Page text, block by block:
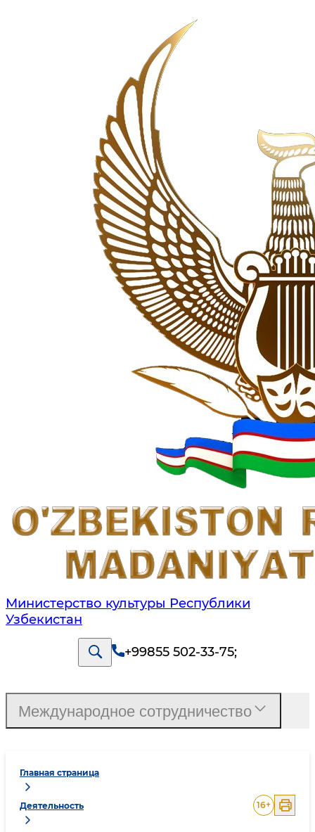
Министерство культуры Республики
Узбекистан
+99855 502-33-75;
Главная страница
Деятельность 16+
Международное сотрудничество